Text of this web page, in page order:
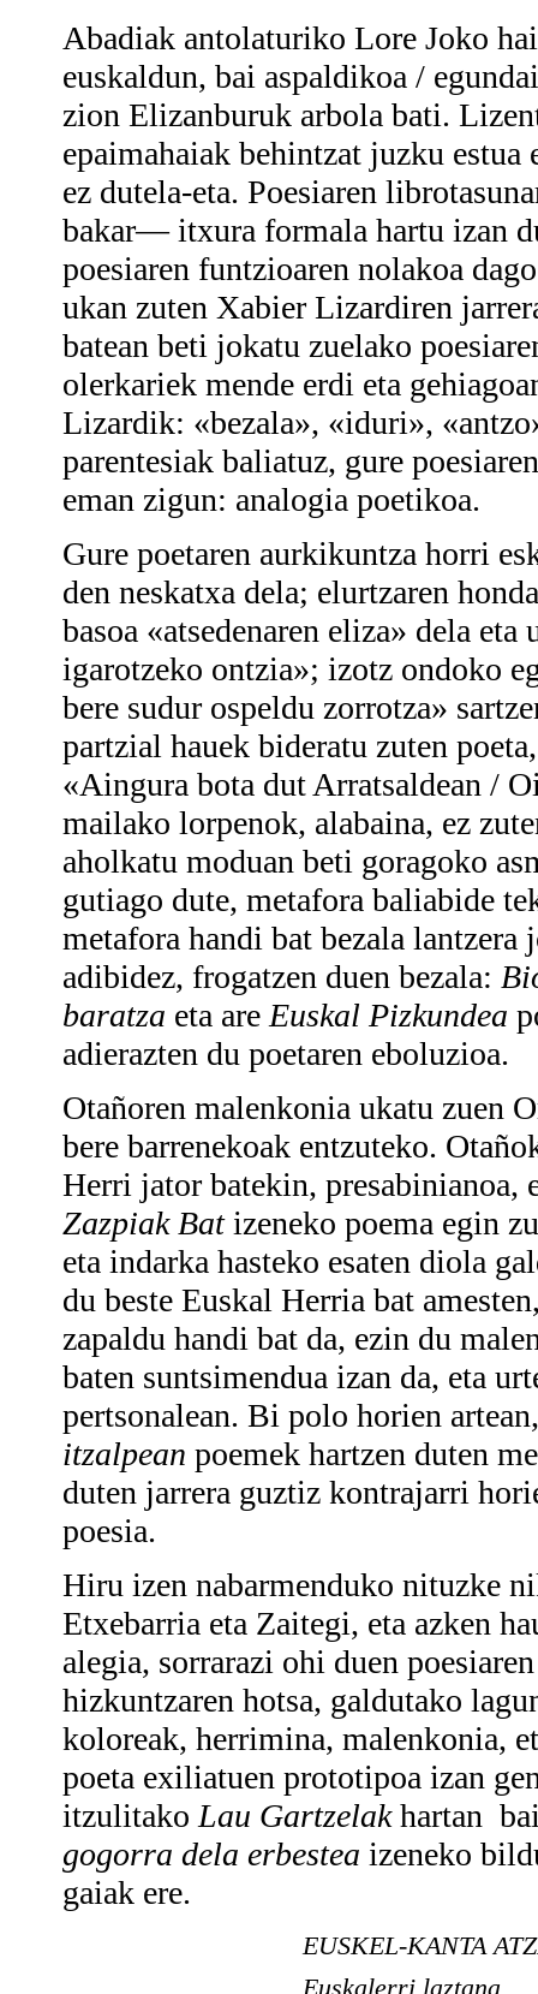
Abadiak antolaturiko Lore Joko
euskaldun, bai aspaldikoa /
zion Elizanburuk arbola bati.
epaimahaiak behintzat juzku
ez dutela-eta. Poesiaren
bakar— itxura formala hartu izan
poesiaren funtzioaren nolakoa
ukan zuten Xabier Lizardiren
batean beti jokatu zuelako
olerkariek mende erdi eta
Lizardik: «bezala», «iduri»,
parentesiak baliatuz, gure
eman zigun: analogia poetikoa.
Gure poetaren aurkikuntza horri
den neskatxa dela; elurtzaren
basoa «atsedenaren eliza» dela
igarotzeko ontzia»; izotz ondoko
bere sudur ospeldu zorrotza»
partzial hauek bideratu zuten
«Aingura bota dut Arratsaldean /
mailako lorpenok, alabaina, ez
aholkatu moduan beti goragoko
gutiago dute, metafora baliabide
metafora handi bat bezala lantzera
adibidez, frogatzen duen bezala:
baratza eta are Euskal Pizkundea
adierazten du poetaren eboluzioa.
Otañoren malenkonia ukatu zuen
bere barrenekoak entzuteko.
Herri jator batekin, presabinianoa,
Zazpiak Batizeneko poema egin
eta indarka hasteko esaten diola
du beste Euskal Herria bat
zapaldu handi bat da, ezin du
baten suntsimendua izan da, eta
pertsonalean. Bi polo horien
itzalpean poemek hartzen duten
duten jarrera guztiz kontrajarri
poesia.
Hiru izen nabarmenduko nituzke
Etxebarria eta Zaitegi, eta azken
alegia, sorrarazi ohi duen
hizkuntzaren hotsa, galdutako
koloreak, herrimina, malenkonia,
poeta exiliatuen prototipoa izan
itzulitako Lau Gartzelakhartan
gogorra dela erbestea izeneko
gaiak ere.
EUSKEL-KANTA
Euskalerri laztana,